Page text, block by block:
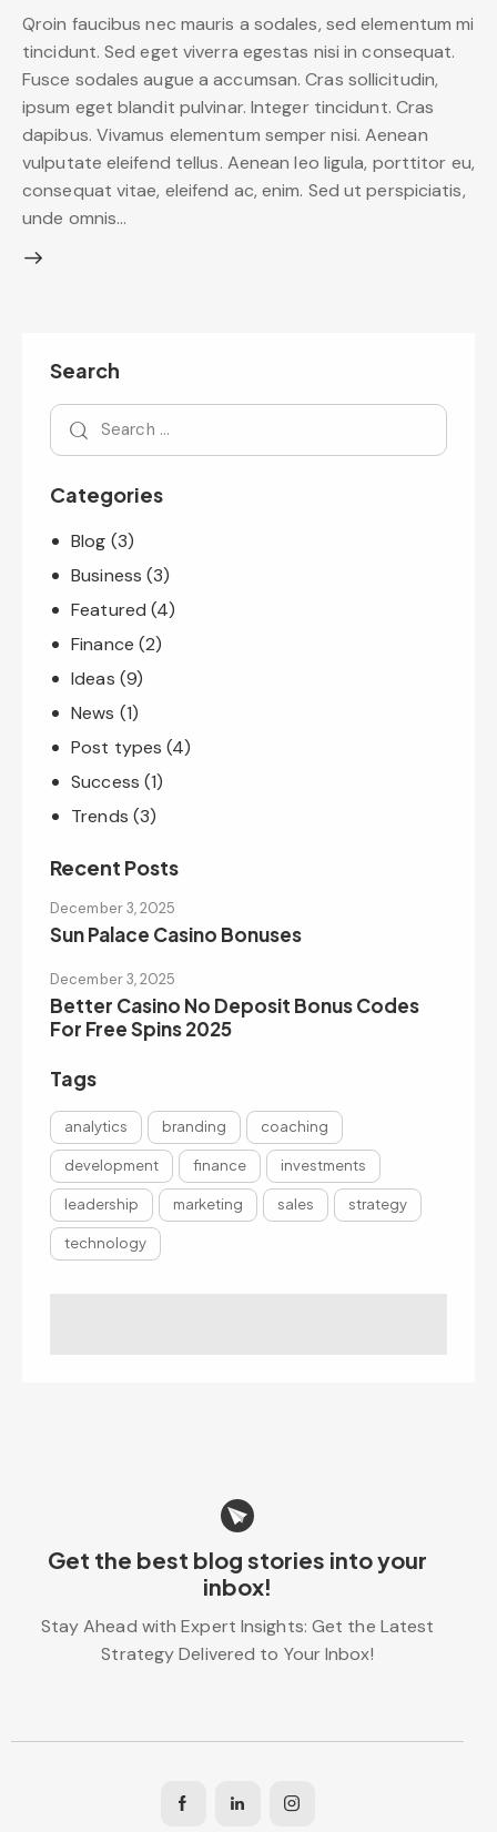
Qroin faucibus nec mauris a sodales, sed elementum mi
tincidunt. Sed eget viverra egestas nisi in consequat.
Fusce sodales augue a accumsan. Cras sollicitudin,
ipsum eget blandit pulvinar. Integer tincidunt. Cras
dapibus. Vivamus elementum semper nisi. Aenean
vulputate eleifend tellus. Aenean leo ligula, porttitor eu,
consequat vitae, eleifend ac, enim. Sed ut perspiciatis,
unde omnis…
Search
Categories
Blog (3)
Business (3)
Featured (4)
Finance (2)
Ideas (9)
News (1)
Post types (4)
Success (1)
Trends (3)
Recent Posts
December 3, 2025
Sun Palace Casino Bonuses
December 3, 2025
Better Casino No Deposit Bonus Codes
For Free Spins 2025
Tags
analytics branding coaching
development finance investments
leadership marketing sales strategy
technology
Get the best blog stories into your
inbox!
Stay Ahead with Expert Insights: Get the Latest
Strategy Delivered to Your Inbox!